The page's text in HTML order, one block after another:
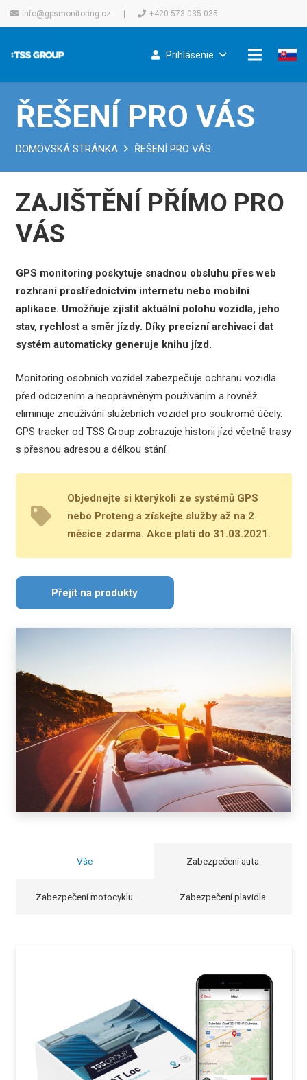
info@gpsmonitoring.cz +420 573 035 035
Prihlásenie
ŘEŠENÍ PRO VÁS
DOMOVSKÁ STRÁNKA ŘEŠENÍ PRO VÁS
ZAJIŠTĚNÍ PŘÍMO PRO
VÁS
GPS monitoring poskytuje snadnou obsluhu přes web
rozhraní prostřednictvím internetu nebo mobilní
aplikace. Umožňuje zjistit aktuální polohu vozidla, jeho
stav, rychlost a směr jízdy. Díky precizní archivaci dat
systém automaticky generuje knihu jízd.
Monitoring osobních vozidel zabezpečuje ochranu vozidla
před odcizením a neoprávněným používáním a rovněž
eliminuje zneužívání služebních vozidel pro soukromé účely.
GPS tracker od TSS Group zobrazuje historii jízd včetně trasy
s přesnou adresou a délkou stání.
Objednejte si kterýkoli ze systémů GPS
nebo Proteng a získejte služby až na 2
měsíce zdarma. Akce platí do 31.03.2021.
Přejít na produkty
Vše Zabezpečení auta
Zabezpečení motocyklu Zabezpečení plavidla